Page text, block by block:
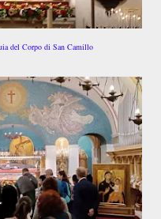
del Corpo di San Camillo